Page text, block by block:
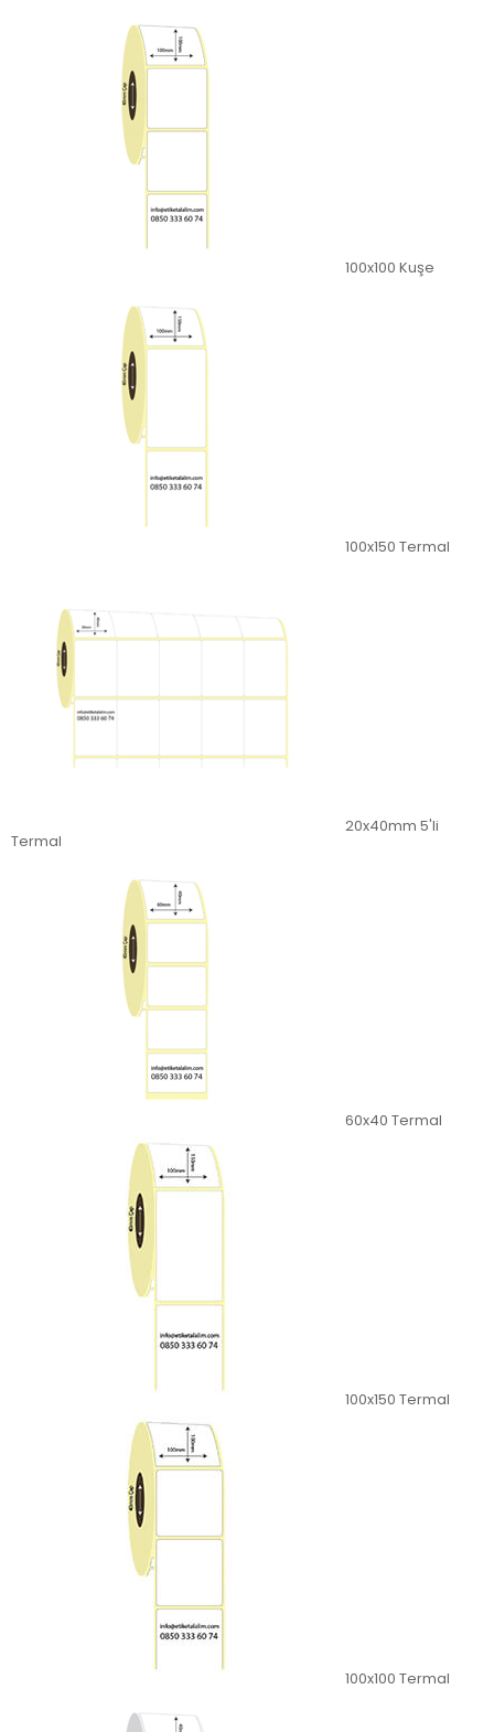
100x100 Kuşe
100x150 Termal
20x40mm 5'li
Termal
60x40 Termal
100x150 Termal
100x100 Termal